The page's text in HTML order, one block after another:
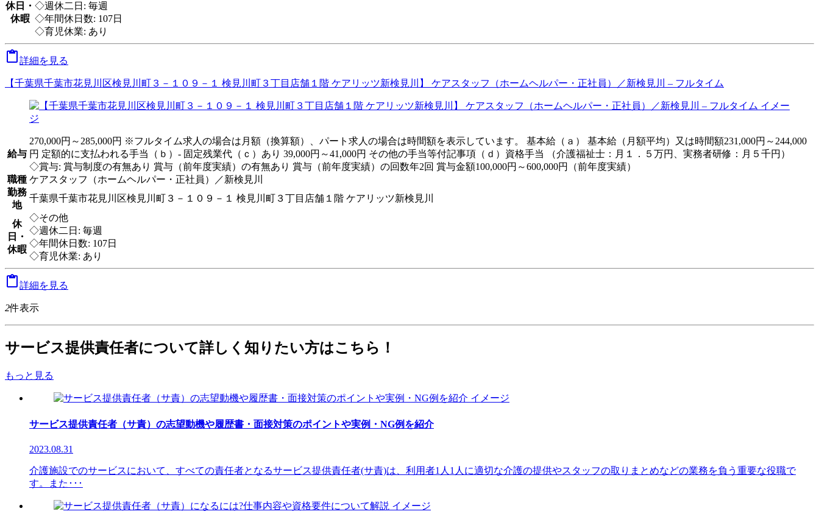
休日・
休暇
◇週休二日: 毎週
◇年間休日数: 107日
◇育児休業: あり
 詳細を見る
【千葉県千葉市花見川区検見川町３－１０９－１ 検見川町３丁目店舗１階 ケアリッツ新検見川】 ケアスタッフ（ホームヘルパー・正社員）／新検見川 – フルタイム
給与
270,000円～285,000円 ※フルタイム求人の場合は月額（換算額）、パート求人の場合は時間額を表示しています。 基本給（ａ） 基本給（月額平均）又は時間額231,000円～244,000
円 定額的に支払われる手当（ｂ）- 固定残業代（ｃ）あり 39,000円～41,000円 その他の手当等付記事項（ｄ）資格手当 （介護福祉士：月１．５万円、実務者研修：月５千円）
◇賞与: 賞与制度の有無あり 賞与（前年度実績）の有無あり 賞与（前年度実績）の回数年2回 賞与金額100,000円～600,000円（前年度実績）
職種 ケアスタッフ（ホームヘルパー・正社員）／新検見川
勤務
地
千葉県千葉市花見川区検見川町３－１０９－１ 検見川町３丁目店舗１階 ケアリッツ新検見川
休
日・
休暇
◇その他
◇週休二日: 毎週
◇年間休日数: 107日
◇育児休業: あり
 詳細を見る
2件表示
サービス提供責任者について詳しく知りたい方はこちら！
もっと見る
サービス提供責任者（サ責）の志望動機や履歴書・面接対策のポイントや実例・NG例を紹介
2023.08.31
介護施設でのサービスにおいて、すべての責任者となるサービス提供責任者(サ責)は、利用者1人1人に適切な介護の提供やスタッフの取りまとめなどの業務を負う重要な役職で
す。また･･･